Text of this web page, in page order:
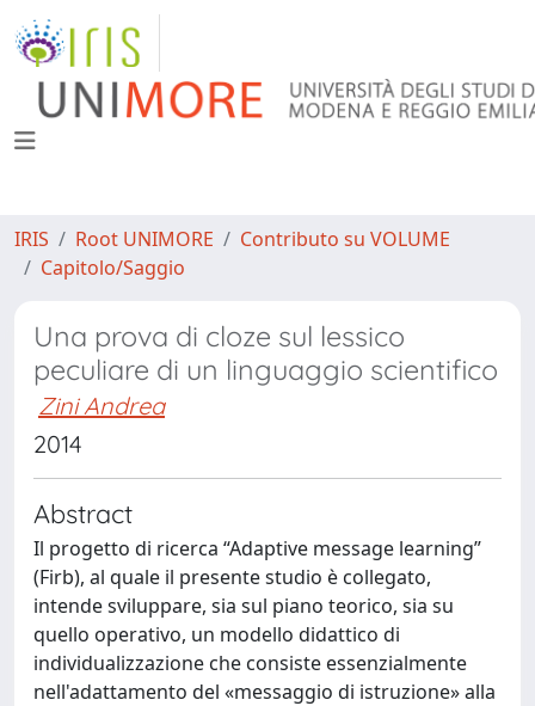
IRIS Root UNIMORE
Contributo su VOLUME
Capitolo/Saggio
Una prova di cloze sul lessico
peculiare di un linguaggio scientifico
Zini Andrea
2014
Abstract
Il progetto di ricerca “Adaptive message learning”
(Firb), al quale il presente studio è collegato,
intende sviluppare, sia sul piano teorico, sia su
quello operativo, un modello didattico di
individualizzazione che consiste essenzialmente
nell'adattamento del «messaggio di istruzione» alla